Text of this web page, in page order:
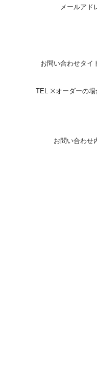
メールアド
お問い合わせタイ
TEL ※オーダーの場
お問い合わせ